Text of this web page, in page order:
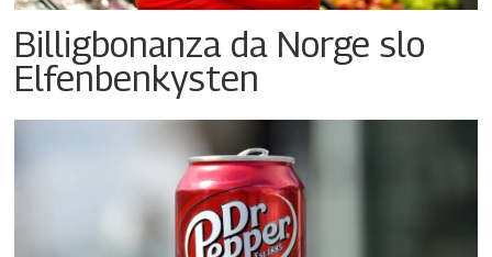
Billigbonanza da Norge slo
Elfenbenkysten